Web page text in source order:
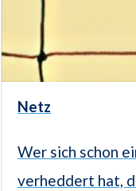
Netz
Wer sich schon
verheddert hat,